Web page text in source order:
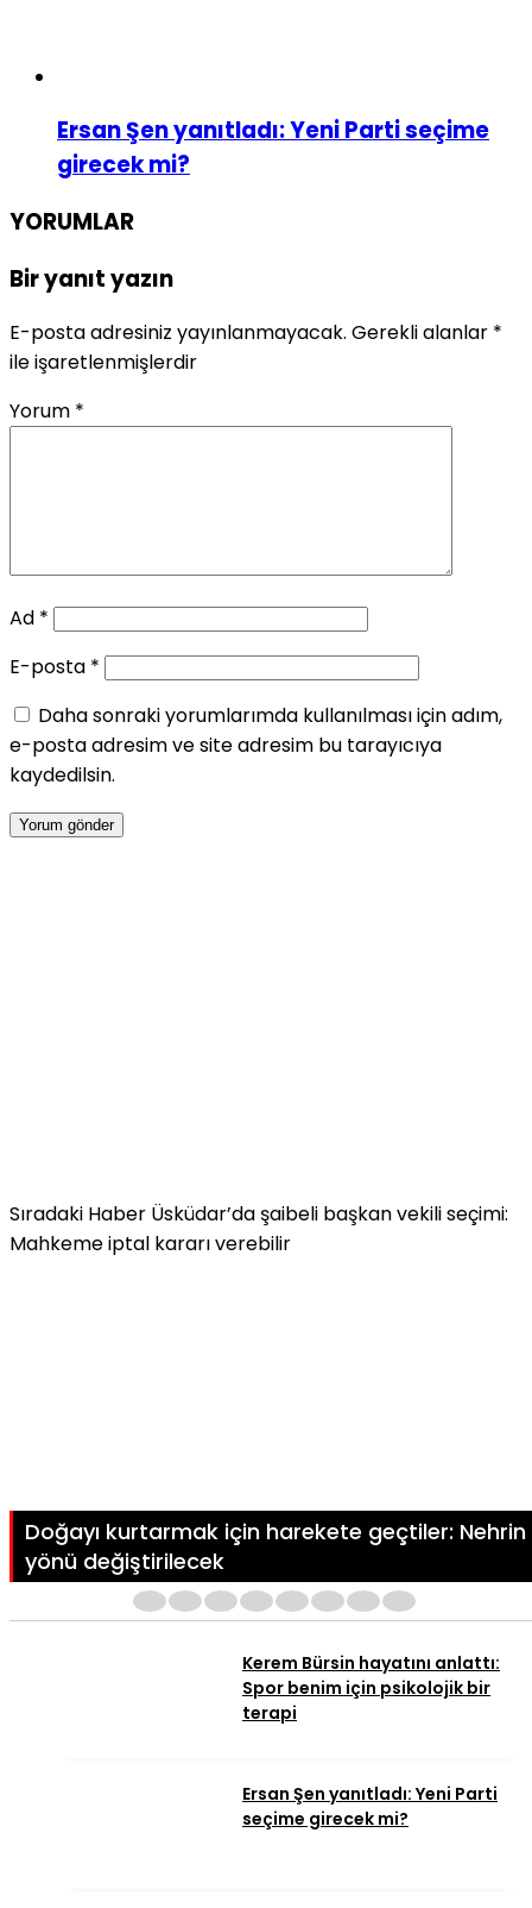
Ersan Şen yanıtladı: Yeni Parti seçime
girecek mi?
YORUMLAR
Bir yanıt yazın
E-posta adresiniz yayınlanmayacak. Gerekli alanlar *
ile işaretlenmişlerdir
Yorum *
Ad *
E-posta *
Daha sonraki yorumlarımda kullanılması için adım,
e-posta adresim ve site adresim bu tarayıcıya
kaydedilsin.
Sıradaki Haber Üsküdar’da şaibeli başkan vekili seçimi:
Mahkeme iptal kararı verebilir
Doğayı kurtarmak için harekete geçtiler: Nehrin
yönü değiştirilecek
Kerem Bürsin hayatını anlattı:
Spor benim için psikolojik bir
terapi
Ersan Şen yanıtladı: Yeni Parti
seçime girecek mi?